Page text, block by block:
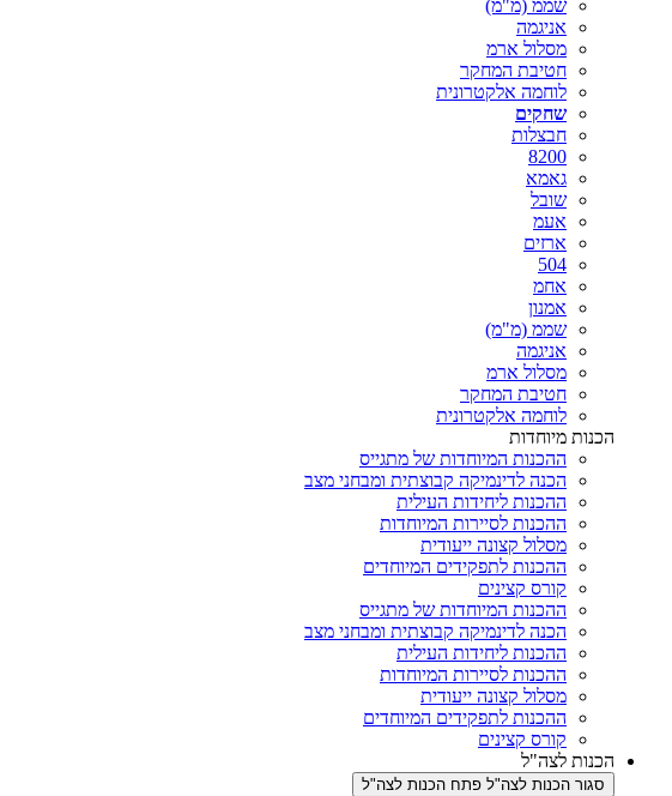
שממ (מ"מ)
אניגמה
מסלול ארמ
חטיבת המחקר
לוחמה אלקטרונית
שחקים
חבצלות
8200
גאמא
שובל
אעמ
ארזים
504
אחמ
אמנון
שממ (מ"מ)
אניגמה
מסלול ארמ
חטיבת המחקר
לוחמה אלקטרונית
הכנות מיוחדות
ההכנות המיוחדות של מתגייס
הכנה לדינמיקה קבוצתית ומבחני מצב
ההכנות ליחידות העילית
ההכנות לסיירות המיוחדות
מסלול קצונה ייעודית
ההכנות לתפקידים המיוחדים
קורס קצינים
ההכנות המיוחדות של מתגייס
הכנה לדינמיקה קבוצתית ומבחני מצב
ההכנות ליחידות העילית
ההכנות לסיירות המיוחדות
מסלול קצונה ייעודית
ההכנות לתפקידים המיוחדים
קורס קצינים
הכנות לצה"ל
סגור הכנות לצה"ל פתח הכנות לצה"ל